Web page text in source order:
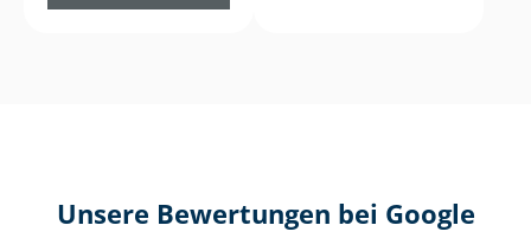
Unsere Bewertungen bei Google